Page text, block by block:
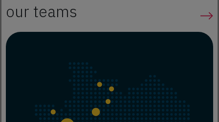
our teams